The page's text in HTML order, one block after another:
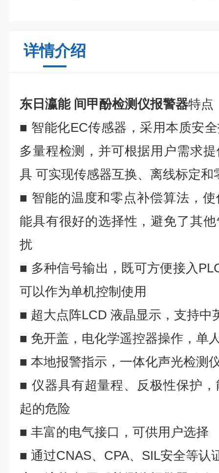
详情介绍
东日瀛能 间甲酚检测仪报警器特点
■ 智能化EC传感器，采用本质安
多量程检测，并可根据用户需求
具 可实现传感器互换、离线标定
■ 智能的温度和零点补偿算法，
能具有很好的选择性，避免了其
扰
■ 多种信号输出，既可方便接入
可以作为单机控制使用
■ 超大点阵LCD 液晶显示，支持
■ 免开盖，电化学遥控器操作，单
■ 本地报警指示，一体化声光检测
■ 仪器具有超量程、反极性保护
起的危险
■ 丰富的电气接口，可供用户选择
■ 通过CNAS、 CPA、 SIL安全等认